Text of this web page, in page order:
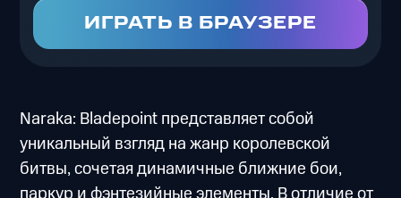
ИГРАТЬ В БРАУЗЕРЕ
Naraka: Bladepoint представляет собой
уникальный взгляд на жанр королевской
битвы, сочетая динамичные ближние бои,